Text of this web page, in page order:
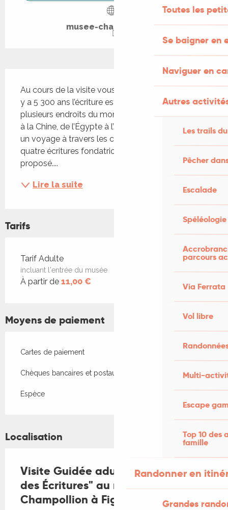
Toutes les
Se baigner en
Naviguer en
Autres
Les trails
Pêcher
Escalade
Spéléologie
parcours
Via Ferrata
Vol libre
Multi-
Escape
Top 10 des
famille
Randonner en
Grandes
musee-champollion.fr
Au cours de la visite vous découvrirez comment il
y a 5 300 ans l’écriture est venue aux hommes en
plusieurs endroits du monde. De la Mésopotamie
à la Chine, de l’Égypte à l’Amérique centrale, c’est
un voyage à travers les cultures où sont nées les
quatre écritures fondatrices qui vous est
proposé....
Lire la suite
Tarifs
Tarifs 2026
Tarif Adulte
incluant l'entrée du musée
À partir de 11,00 €
Moyens de paiement
Cartes de paiement
Chèques bancaires et postaux
Espèce
Localisation
Visite Guidée adulte "la Naissance
des Écritures" au musée
Champollion à Figeac